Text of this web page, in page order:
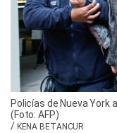
Policías de Nueva
(Foto: AFP)
/ KENA BETANCUR